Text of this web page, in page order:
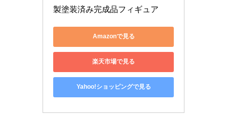
製塗装済み完成品フィギュア
Amazonで見る
楽天市場で見る
Yahoo!ショッピングで見る